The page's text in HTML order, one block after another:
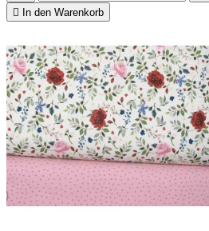
 In den Warenkorb